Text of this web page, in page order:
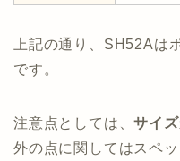
上記の通り、SH52Aは
です。
注意点としては、サイ
外の点に関してはスペ